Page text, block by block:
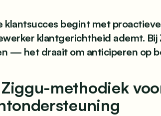
klantsucces begint met
klantgerichtheid ademt.
— het draait om anticiperen op
methodiek